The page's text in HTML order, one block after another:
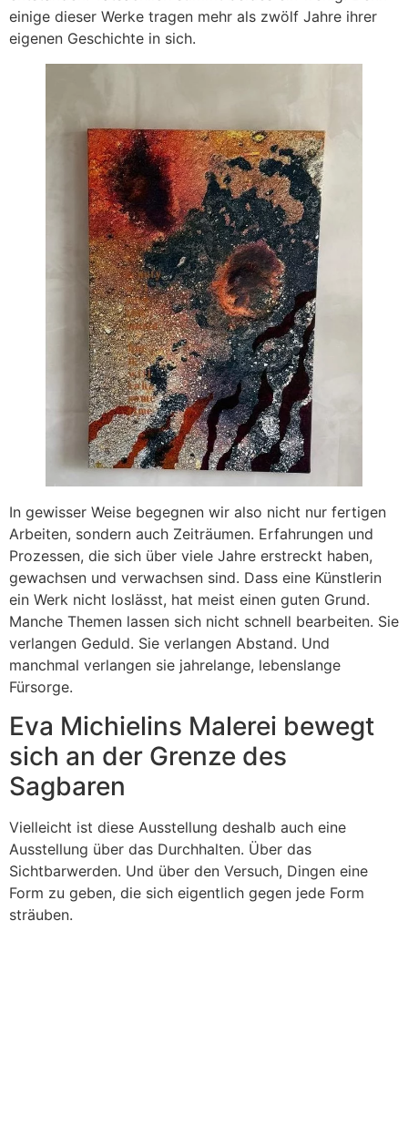
einige dieser Werke tragen mehr als zwölf Jahre ihrer
eigenen Geschichte in sich.
In gewisser Weise begegnen wir also nicht nur fertigen
Arbeiten, sondern auch Zeiträumen. Erfahrungen und
Prozessen, die sich über viele Jahre erstreckt haben,
gewachsen und verwachsen sind. Dass eine Künstlerin
ein Werk nicht loslässt, hat meist einen guten Grund.
Manche Themen lassen sich nicht schnell bearbeiten. Sie
verlangen Geduld. Sie verlangen Abstand. Und
manchmal verlangen sie jahrelange, lebenslange
Fürsorge.
Eva Michielins Malerei bewegt
sich an der Grenze des
Sagbaren
Vielleicht ist diese Ausstellung deshalb auch eine
Ausstellung über das Durchhalten. Über das
Sichtbarwerden. Und über den Versuch, Dingen eine
Form zu geben, die sich eigentlich gegen jede Form
sträuben.